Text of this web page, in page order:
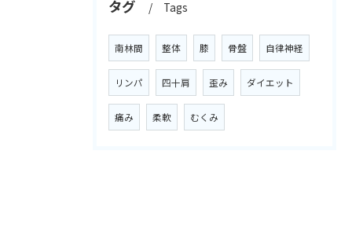
タグ Tags
南林間 整体 膝 骨盤 自律神経
リンパ 四十肩 歪み ダイエット
痛み 柔軟 むくみ